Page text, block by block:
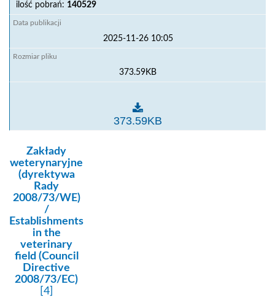
ilość pobrań: 140529
2025-11-26 10:05
373.59KB
Rejestr przewoźników zgodnie z art. 10 (podróż
373.59KB
kategoria:
Zakłady
weterynaryjne
(dyrektywa
Rady
2008/73/WE)
/
Establishments
in the
veterinary
field (Council
Directive
2008/73/EC)
[4]